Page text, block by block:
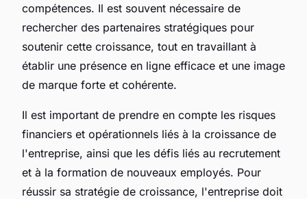
compétences. Il est souvent nécessaire de
rechercher des partenaires stratégiques pour
soutenir cette croissance, tout en travaillant à
établir une présence en ligne efficace et une image
de marque forte et cohérente.
Il est important de prendre en compte les risques
financiers et opérationnels liés à la croissance de
l'entreprise, ainsi que les défis liés au recrutement
et à la formation de nouveaux employés. Pour
réussir sa stratégie de croissance, l'entreprise doit